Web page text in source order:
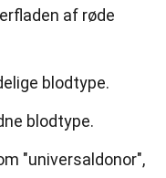
af røde
blodtype.
blodtype.
"universaldonor",